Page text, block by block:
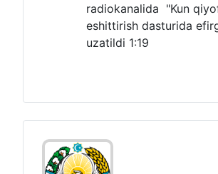
radiokanalida "Kun
eshittirish dasturida
uzatildi 1:19